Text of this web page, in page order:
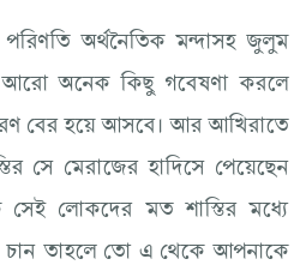
অর্থনৈতিক মন্দাসহ জুলুম
আরো অনেক কিছু গবেষণা করলে
বের হয়ে আসবে। আর আখিরাতে
সে মেরাজের হাদিসে পেয়েছেন
লোকদের মত শাস্তির মধ্যে
চান তাহলে তো এ থেকে আপনাকে